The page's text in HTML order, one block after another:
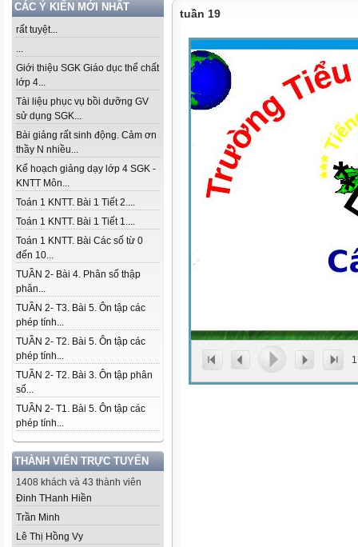
CÁC Ý KIẾN MỚI NHẤT
rất tuyệt...
...
Giới thiệu SGK Giáo dục thể chất
lớp 4...
Tài liệu phục vụ bồi dưỡng GV
sử dụng SGK...
Bài giảng rất sinh động. Cảm ơn
thầy N nhiều...
Kế hoạch giảng dạy lớp 4 SGK -
KNTT Môn...
Toán 1 KNTT. Bài 1 Tiết 2....
Toán 1 KNTT. Bài 1 Tiết 1....
Toán 1 KNTT. Bài Các số từ 0
đến 10...
TUẦN 2- Bài 4. Phân số thập
phân...
TUẦN 2- T3. Bài 5. Ôn tập các
phép tính...
TUẦN 2- T2. Bài 5. Ôn tập các
phép tính...
TUẦN 2- T2. Bài 3. Ôn tập phân
số...
TUẦN 2- T1. Bài 5. Ôn tập các
phép tính...
THÀNH VIÊN TRỰC TUYẾN
1408 khách và 43 thành viên
Đinh THanh Hiền
Trần Minh
Lê Thị Hồng Vy
tuần 19
1